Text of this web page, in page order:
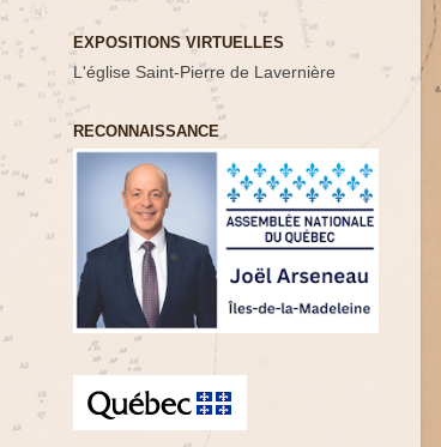
EXPOSITIONS VIRTUELLES
L'église Saint-Pierre de Lavernière
RECONNAISSANCE